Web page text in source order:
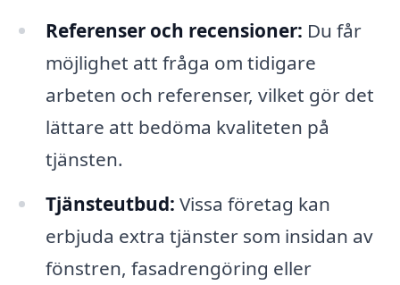
Referenser och recensioner: Du får
möjlighet att fråga om tidigare
arbeten och referenser, vilket gör det
lättare att bedöma kvaliteten på
tjänsten.
Tjänsteutbud: Vissa företag kan
erbjuda extra tjänster som insidan av
fönstren, fasadrengöring eller